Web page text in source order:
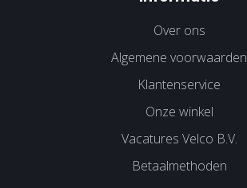
Over ons
Algemene voorwaarden
Klantenservice
Onze winkel
Vacatures Velco B.V.
Betaalmethoden